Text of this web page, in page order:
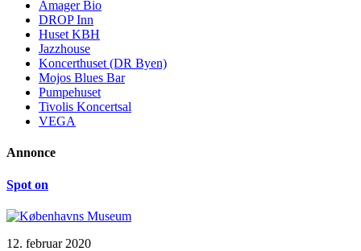
Amager Bio
DROP Inn
Huset KBH
Jazzhouse
Koncerthuset (DR Byen)
Mojos Blues Bar
Pumpehuset
Tivolis Koncertsal
VEGA
Annonce
Spot on
12. februar 2020